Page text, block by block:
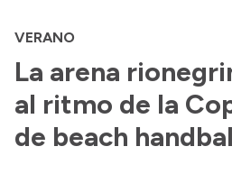
Autoridades
Delegaciones
Consultorios Propios
Presentación CV
VERANO
La arena
al ritmo de la
de beach